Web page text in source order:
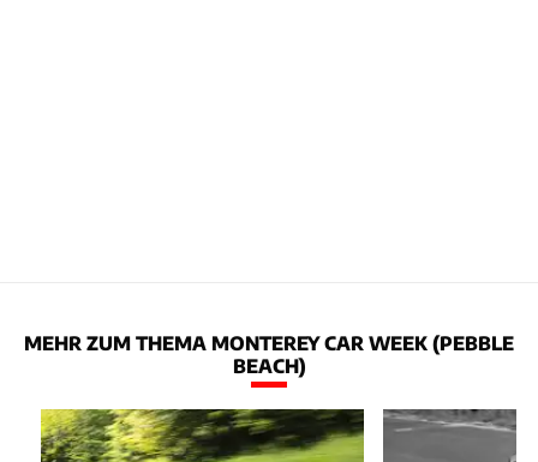
MEHR ZUM THEMA MONTEREY CAR WEEK (PEBBLE
BEACH)